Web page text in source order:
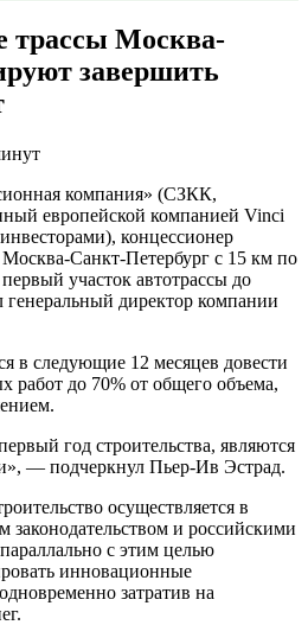
трассы Москва-
завершить
компания» (СЗКК,
европейской компанией Vinci
концессионер
Москва-Санкт-Петербург с 15 км по
участок автотрассы до
генеральный директор компании
в следующие 12 месяцев довести
работ до 70% от общего объема,
год строительства, являются
— подчеркнул Пьер-Ив Эстрад.
осуществляется в
законодательством и российскими
с этим целью
инновационные
затратив на